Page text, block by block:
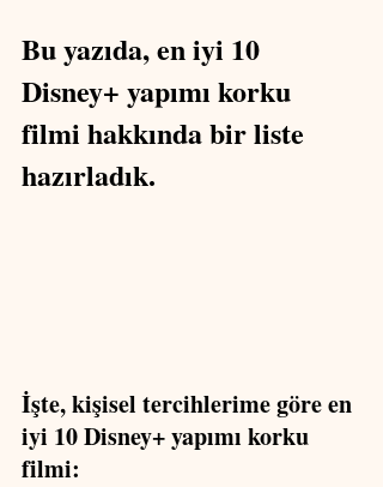
Bu yazıda, en iyi 10
Disney+ yapımı korku
filmi hakkında bir liste
hazırladık.
İşte, kişisel tercihlerime göre en
iyi 10 Disney+ yapımı korku
filmi: